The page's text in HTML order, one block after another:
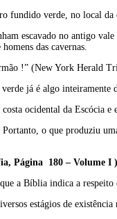
fundido verde, no local da
escavado no antigo
das cavernas.
!” (New York Herald
já é algo inteiramente
ocidental da
o que produziu
Página 180 – Volume I
a Bíblia indica a
estágios de existência